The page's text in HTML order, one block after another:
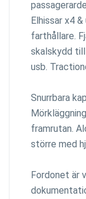
Elhissar x4
farthållare.
skalskydd
usb.
Snurrbara
framrutan.
större med
Fordonet är